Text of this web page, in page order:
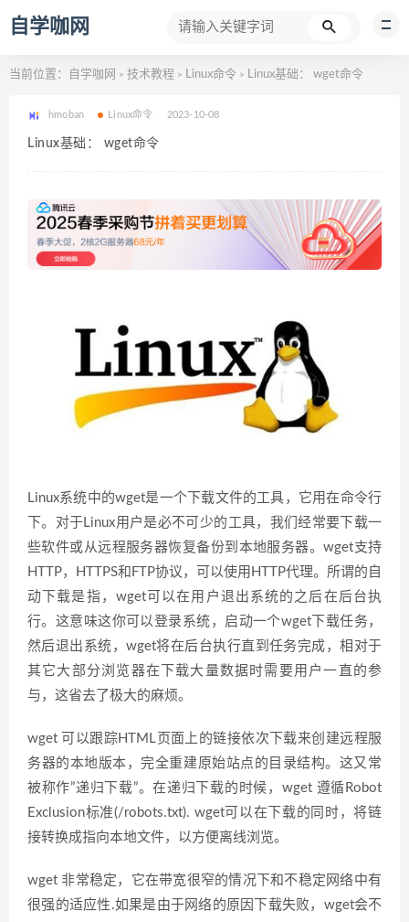
自学咖网
当前位置： 自学咖网 > 技术教程 > Linux命令 > Linux基础： wget命令
hmoban Linux命令 2023-10-08
Linux基础： wget命令
Linux系统中的wget是一个下载文件的工具，它用在命令行
下。对于Linux用户是必不可少的工具，我们经常要下载一
些软件或从远程服务器恢复备份到本地服务器。wget支持
HTTP，HTTPS和FTP协议，可以使用HTTP代理。所谓的自
动下载是指，wget可以在用户退出系统的之后在后台执
行。这意味这你可以登录系统，启动一个wget下载任务，
然后退出系统，wget将在后台执行直到任务完成，相对于
其它大部分浏览器在下载大量数据时需要用户一直的参
与，这省去了极大的麻烦。
wget 可以跟踪HTML页面上的链接依次下载来创建远程服
务器的本地版本，完全重建原始站点的目录结构。这又常
被称作”递归下载”。在递归下载的时候，wget 遵循Robot
Exclusion标准(/robots.txt). wget可以在下载的同时，将链
接转换成指向本地文件，以方便离线浏览。
wget 非常稳定，它在带宽很窄的情况下和不稳定网络中有
很强的适应性.如果是由于网络的原因下载失败，wget会不